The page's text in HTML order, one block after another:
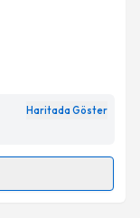
Haritada Göster